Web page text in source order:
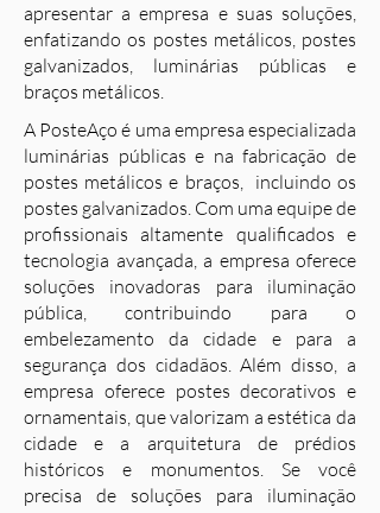
apresentar a empresa e suas soluções,
enfatizando os postes metálicos, postes
galvanizados, luminárias públicas e
braços metálicos.
A PosteAço é uma empresa especializada
luminárias públicas e na fabricação de
postes metálicos e braços, incluindo os
postes galvanizados. Com uma equipe de
profissionais altamente qualificados e
tecnologia avançada, a empresa oferece
soluções inovadoras para iluminação
pública, contribuindo para o
embelezamento da cidade e para a
segurança dos cidadãos. Além disso, a
empresa oferece postes decorativos e
ornamentais, que valorizam a estética da
cidade e a arquitetura de prédios
históricos e monumentos. Se você
precisa de soluções para iluminação